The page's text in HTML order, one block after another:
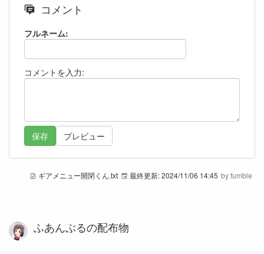
コメント
フルネーム:
コメントを入力:
ギアメニュー開閉くん.txt 最終更新:2024/11/06 14:45 byfumble
ふあんぶるの配布物